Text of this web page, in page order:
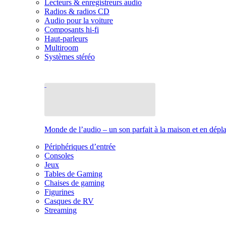
Lecteurs & enregistreurs audio
Radios & radios CD
Audio pour la voiture
Composants hi-fi
Haut-parleurs
Multiroom
Systèmes stéréo
Monde de l’audio – un son parfait à la maison et en
Périphériques d’entrée
Consoles
Jeux
Tables de Gaming
Chaises de gaming
Figurines
Casques de RV
Streaming